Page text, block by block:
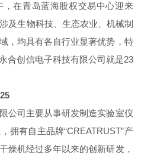
，在青岛蓝海股权交易中心迎来
及生物科技、生态农业、机械制
，均具有各自行业显著优势，特
合创信电子科技有限公司就是23
公司主要从事研发制造实验室仪
拥有自主品牌“CREATRUST”产
燥机经过多年以来的创新研发，